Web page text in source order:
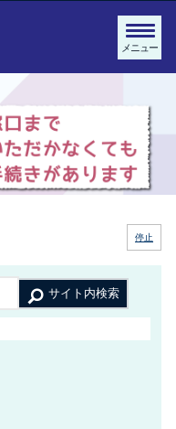
メニュー
停止
サイト内検索